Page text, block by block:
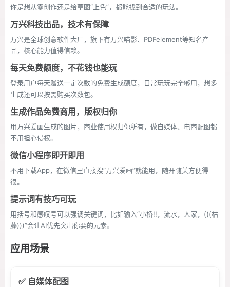
你是想从零创作还是给草图“上色”，都能找到合适的玩法。
万兴科技出品，技术有保障
万兴是全球创意软件大厂，旗下有万兴喵影、PDFelement等知名产
品，核心能力值得信赖。
每天免费额度，不花钱也能玩
登录用户每天赠送一定次数的免费生成额度，日常玩玩完全够用，想多
生成还可以按需购买次数包。
生成作品免费商用，版权归你
用万兴爱画生成的图片，商业使用权归你所有，做自媒体、电商配图都
不用担心侵权。
微信小程序即开即用
不用下载App，在微信里直接搜“万兴爱画”就能用，随开随关方便得
很。
提示词有技巧可玩
用括号和感叹号可以强调关键词，比如输入“小桥!!，流水，人家，(((枯
藤)))”会让AI优先突出你要的元素。
应用场景
✅ 自媒体配图